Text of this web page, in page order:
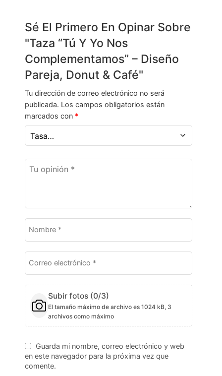
Sé El Primero En Opinar Sobre
"Taza “Tú Y Yo Nos
Complementamos” – Diseño
Pareja, Donut & Café"
Tu dirección de correo electrónico no será
publicada. Los campos obligatorios están
marcados con *
Subir fotos (0/3)
El tamaño máximo de archivo es 1024 kB, 3
archivos como máximo
Guarda mi nombre, correo electrónico y web
en este navegador para la próxima vez que
comente.